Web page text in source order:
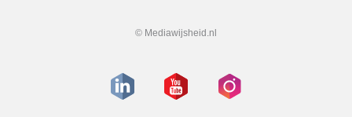
© Mediawijsheid.nl